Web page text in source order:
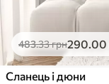
483.33грн290.00
Сланець і дюни